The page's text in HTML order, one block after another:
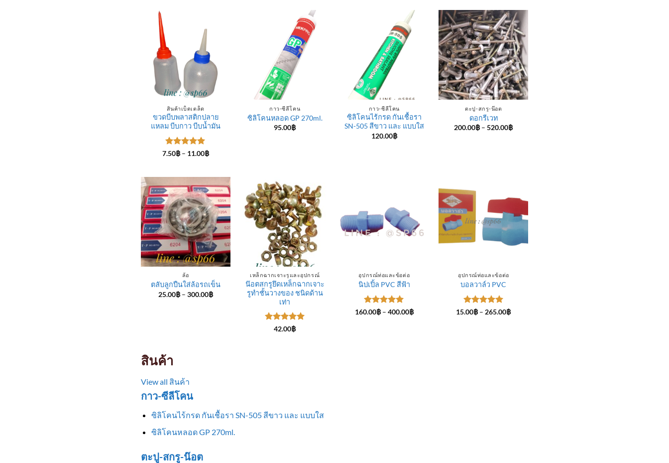
1,275.00฿
980.00฿
สินค้าเบ็ดเตล็ด
ขวดบีบพลาสติกปลาย
แหลม บีบกาว บีบน้ำมัน
ให้คะแนน
7.50฿ – 11.00฿Price
11.00฿
กาว-ซีลีโคน
ซิลิโคนหลอด GP 270ml.
95.00฿
กาว-ซีลีโคน
ซิลิโคนไร้กรด กันเชื้อรา
SN-505 สีขาว และ แบบใส
120.00฿
ตะปู-สกรู-น๊อต
ดอกรีเวท
200.00฿ – 520.00฿Price
ล้อ
ตลับลูกปืนใส่ล้อรถเข็น
25.00฿ – 300.00฿Price
เหล็กฉากเจาะรูและอุปกรณ์
น๊อตสกรูยึดเหล็กฉากเจาะ
รูทำชั้นวางของ ชนิดด้าน
เท่า
ให้คะแนน
42.00฿
อุปกรณ์ท่อและข้อต่อ
นิปเปิ้ล PVC สีฟ้า
ให้คะแนน
160.00฿ – 400.00฿Price
อุปกรณ์ท่อและข้อต่อ
บอลวาล์ว PVC
ให้คะแนน
15.00฿ – 265.00฿Price
สินค้า
View all สินค้า
กาว-ซีลีโคน
ซิลิโคนไร้กรด กันเชื้อรา SN-505 สีขาว และ แบบใส
ซิลิโคนหลอด GP 270ml.
ตะปู-สกรู-น๊อต